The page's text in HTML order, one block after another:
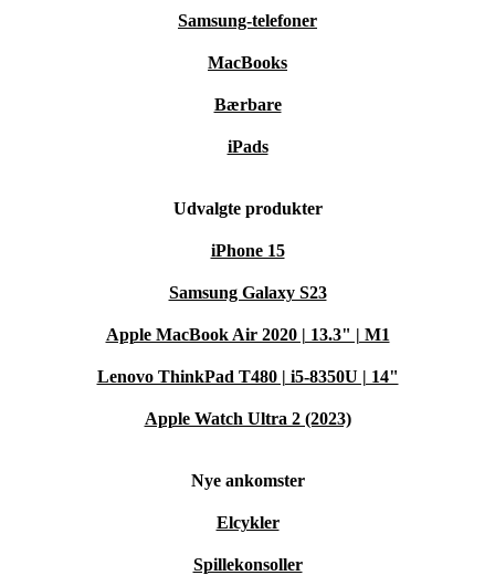
Samsung-telefoner
MacBooks
Bærbare
iPads
Udvalgte produkter
iPhone 15
Samsung Galaxy S23
Apple MacBook Air 2020 | 13.3" | M1
Lenovo ThinkPad T480 | i5-8350U | 14"
Apple Watch Ultra 2 (2023)
Nye ankomster
Elcykler
Spillekonsoller